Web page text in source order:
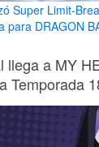
Super Limit-
para DRAGON
llega a MY
Temporada